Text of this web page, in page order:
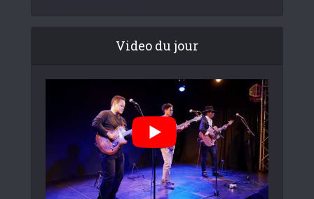
Video du jour